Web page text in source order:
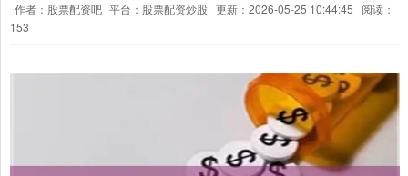
作者：股票配资吧 平台：股票配资炒股 更新：2026-05-25 10:44:45
阅读：
153